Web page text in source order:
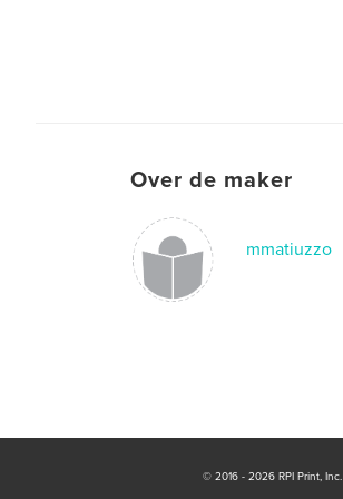
Over de maker
mmatiuzzo
© 2016 - 2026 RPI Print, Inc.